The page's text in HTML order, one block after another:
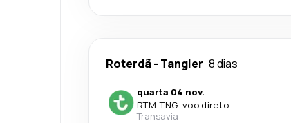
Roterdã- Tangier 8 dias
quarta 04 nov.
RTM-TNG· voo direto
Transavia